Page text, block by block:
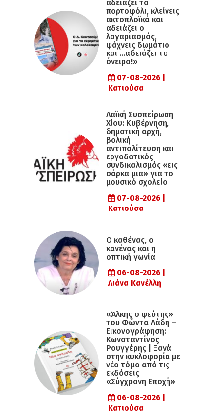
αδειάζει το
πορτοφόλι, κλείνεις
ακτοπλοϊκά και
αδειάζει ο
λογαριασμός,
ψάχνεις δωμάτιο
και …αδειάζει το
όνειρο!»
07-08-2026 |
Κατιούσα
Λαϊκή Συσπείρωση
Χίου: Κυβέρνηση,
δημοτική αρχή,
βολική
αντιπολίτευση και
εργοδοτικός
συνδικαλισμός «εις
σάρκα μια» για το
μουσικό σχολείο
07-08-2026 |
Κατιούσα
Ο καθένας, ο
κανένας και η
οπτική γωνία
06-08-2026 |
Λιάνα Κανέλλη
«Άλκης ο ψεύτης»
του Φώντα Λάδη –
Εικονογράφηση:
Κωνσταντίνος
Ρουγγέρης | Ξανά
στην κυκλοφορία με
νέο τόμο από τις
εκδόσεις
«Σύγχρονη Εποχή»
06-08-2026 |
Κατιούσα